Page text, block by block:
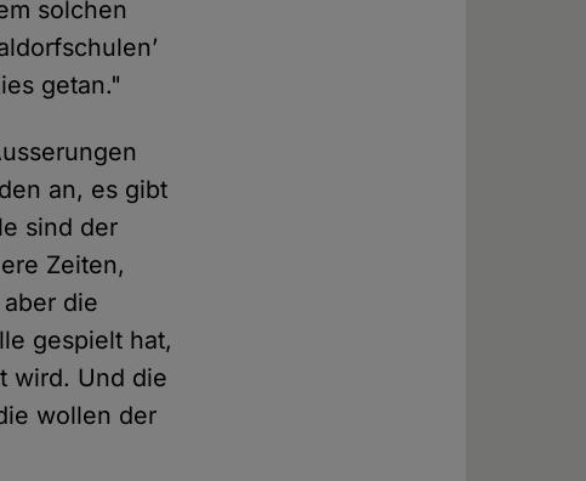
solchen
getan."
an, es gibt
sind der
Zeiten,
die
gespielt hat,
wird. Und die
wollen der